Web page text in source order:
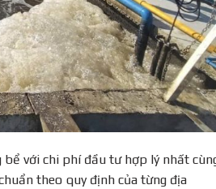
với chi phí đầu tư hợp lý nhất
theo quy định của từng địa